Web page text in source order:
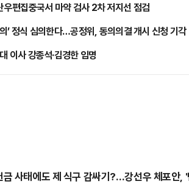
우편집중국서 마약 검사 2차 저지선 점검
’ 정식 심의한다…공정위, 동의의결 개시 신청 기각
이사 강종석·김경한 임명
금 사태에도 제 식구 감싸기?…강선우 체포안,